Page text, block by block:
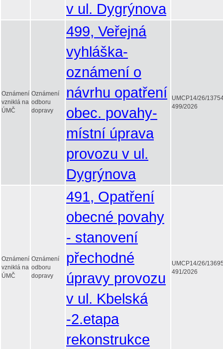
v ul. Dygrýnova
Oznámení
vzniklá na
ÚMČ
Oznámení
odboru
dopravy
499, Veřejná
vyhláška-
oznámení o
návrhu opatření
obec. povahy-
místní úprava
provozu v ul.
Dygrýnova
UMCP14/26/
499/2026
Oznámení
vzniklá na
ÚMČ
Oznámení
odboru
dopravy
491, Opatření
obecné povahy
- stanovení
přechodné
úpravy provozu
v ul. Kbelská
-2.etapa
rekonstrukce
UMCP14/26/
491/2026